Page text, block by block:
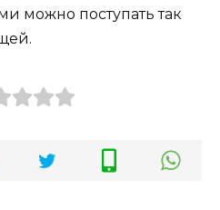
можно поступать так